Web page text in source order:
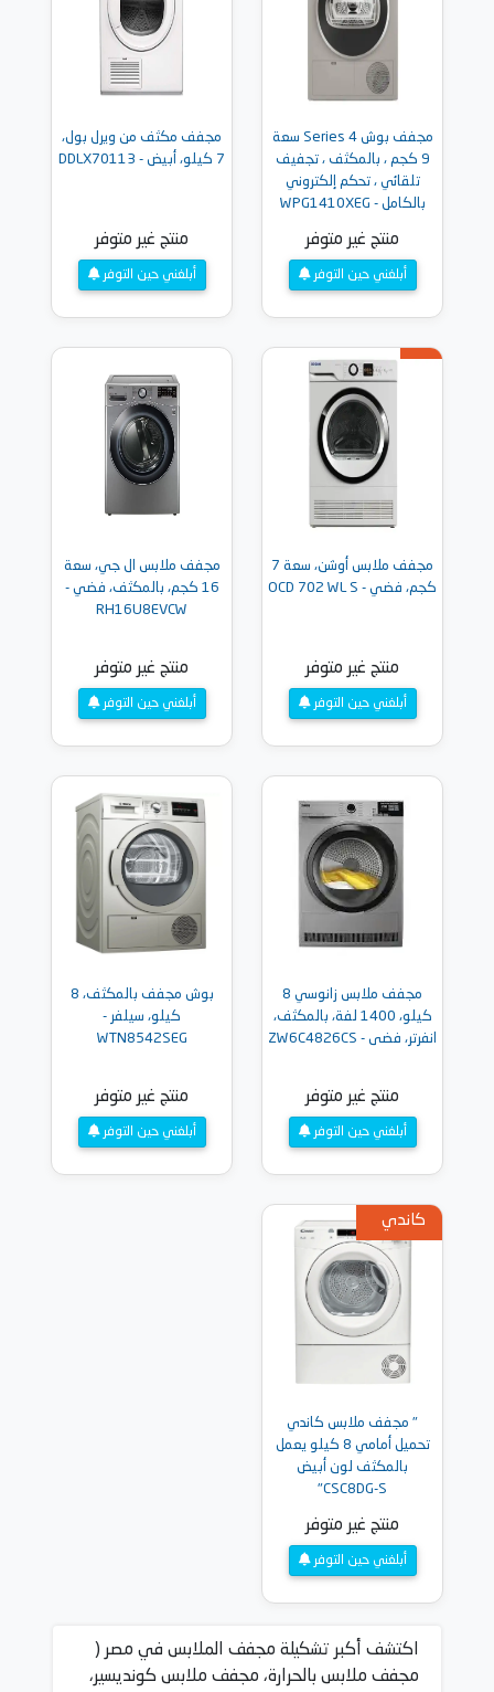
مجفف بوش Series 4 سعة
9 كجم ، بالمكثف ، تجفيف
تلقائي ، تحكم إلكتروني
بالكامل - WPG1410XEG
منتج غير متوفر
أبلغني حين التوفر
مجفف مكثف من ويرل بول،
7 كيلو، أبيض - DDLX70113
منتج غير متوفر
أبلغني حين التوفر
مجفف ملابس أوشن، سعة 7
كجم، فضي - OCD 702 WL S
منتج غير متوفر
أبلغني حين التوفر
مجفف ملابس ال جي، سعة
16 كجم، بالمكثف، فضي -
RH16U8EVCW
منتج غير متوفر
أبلغني حين التوفر
مجفف ملابس زانوسي 8
كيلو، 1400 لفة، بالمكثف،
انفرتر، فضى - ZW6C4826CS
منتج غير متوفر
أبلغني حين التوفر
بوش مجفف بالمكثف، 8
كيلو، سيلفر -
WTN8542SEG
منتج غير متوفر
أبلغني حين التوفر
كاندي
" مجفف ملابس كاندي
تحميل أمامي 8 كيلو يعمل
بالمكثف لون أبيض
CSC8DG-S"
منتج غير متوفر
أبلغني حين التوفر
اكتشف أكبر تشكيلة مجفف الملابس في مصر (
مجفف ملابس بالحرارة، مجفف ملابس كونديسير،